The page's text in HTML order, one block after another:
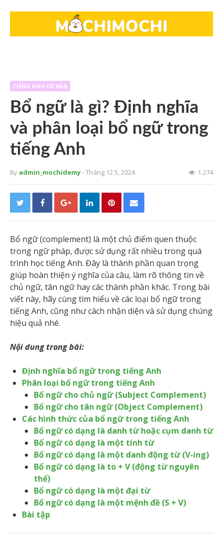
TIẾNG ANH CƠ BẢN
Bổ ngữ là gì? Định nghĩa
và phân loại bổ ngữ trong
tiếng Anh
By admin_mochidemy- Tháng 12 5, 2024 1.274
Bổ ngữ (complement) là một chủ điểm quen thuộc
trong ngữ pháp, được sử dụng rất nhiều trong quá
trình học tiếng Anh. Đây là thành phần quan trọng
giúp hoàn thiện ý nghĩa của câu, làm rõ thông tin về
chủ ngữ, tân ngữ hay các thành phần khác. Trong bài
viết này, hãy cùng tìm hiểu về các loại bổ ngữ trong
tiếng Anh, cũng như cách nhận diện và sử dụng chúng
hiệu quả nhé.
Nội dung trong bài:
Định nghĩa bổ ngữ trong tiếng Anh
Phân loại bổ ngữ trong tiếng Anh
Bổ ngữ cho chủ ngữ (Subject Complement)
Bổ ngữ cho tân ngữ (Object Complement)
Các hình thức của bổ ngữ trong tiếng Anh
Bổ ngữ có dạng là danh từ hoặc cụm danh từ
Bổ ngữ có dạng là một tính từ
Bổ ngữ có dạng là một danh động từ (V-ing)
Bổ ngữ có dạng là to + V (động từ nguyên
thể)
Bổ ngữ có dạng là một đại từ
Bổ ngữ có dạng là một mệnh đề (S + V)
Bài tập